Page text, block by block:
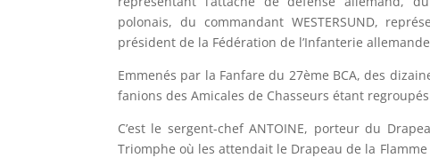
polonais, du commandant WESTERSUND,
président de la Fédération de l’Infanterie
Emmenés par la Fanfare du 27ème BCA, des
fanions des Amicales de Chasseurs étant
C’est le sergent-chef ANTOINE, porteur du
Triomphe où les attendait le Drapeau de la